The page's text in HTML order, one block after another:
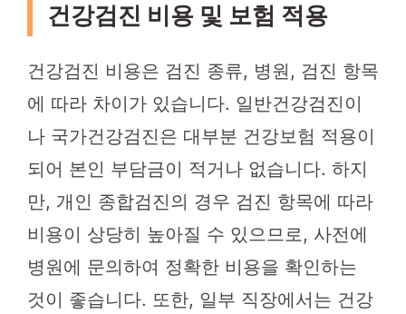
건강검진 비용 및 보험 적용
건강검진 비용은 검진 종류, 병원, 검진 항목
에 따라 차이가 있습니다. 일반건강검진이
나 국가건강검진은 대부분 건강보험 적용이
되어 본인 부담금이 적거나 없습니다. 하지
만, 개인 종합검진의 경우 검진 항목에 따라
비용이 상당히 높아질 수 있으므로, 사전에
병원에 문의하여 정확한 비용을 확인하는
것이 좋습니다. 또한, 일부 직장에서는 건강